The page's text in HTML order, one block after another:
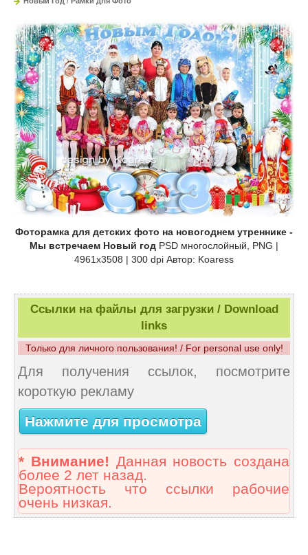
Фоторамка для детских фото на новогоднем утреннике -
Мы встречаем Новый год PSD многослойный, PNG |
4961x3508 | 300 dpi Автор: Koaress
Ссылки на файлы для загрузки / Download
links
Только для личного пользования! / For personal use only!
Для получения ссылок, посмотрите
короткую рекламу
Нажмите для просмотра
* Внимание! Данная новость создана
более 2 лет назад.
Вероятность что ссылки рабочие
очень низкая.